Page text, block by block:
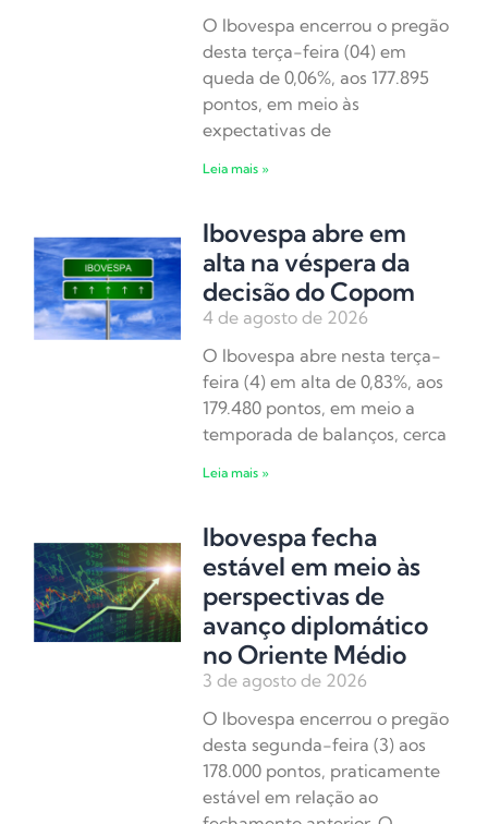
O Ibovespa encerrou o pregão
desta terça-feira (04) em
queda de 0,06%, aos 177.895
pontos, em meio às
expectativas de
Leia mais »
Ibovespa abre em
alta na véspera da
decisão do Copom
4 de agosto de 2026
O Ibovespa abre nesta terça-
feira (4) em alta de 0,83%, aos
179.480 pontos, em meio a
temporada de balanços, cerca
Leia mais »
Ibovespa fecha
estável em meio às
perspectivas de
avanço diplomático
no Oriente Médio
3 de agosto de 2026
O Ibovespa encerrou o pregão
desta segunda-feira (3) aos
178.000 pontos, praticamente
estável em relação ao